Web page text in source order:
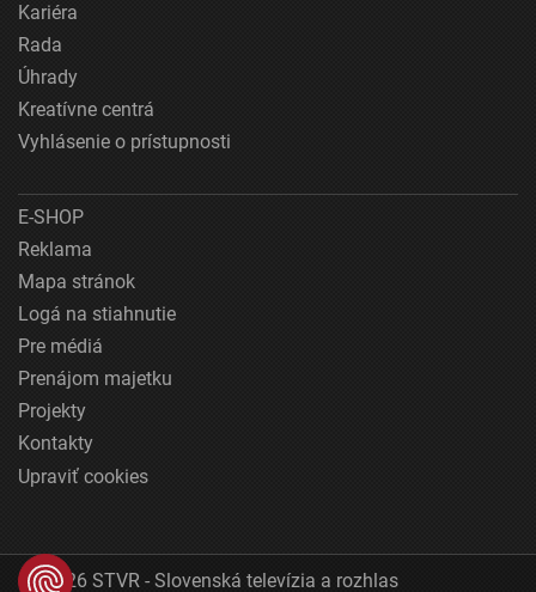
Kariéra
Rada
Úhrady
Kreatívne centrá
Vyhlásenie o prístupnosti
E-SHOP
Reklama
Mapa stránok
Logá na stiahnutie
Pre médiá
Prenájom majetku
Projekty
Kontakty
Upraviť cookies
© 2026 STVR - Slovenská televízia a rozhlas